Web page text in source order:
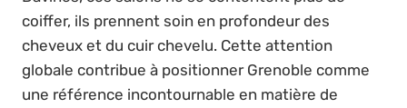
coiffer, ils prennent soin en profondeur des
cheveux et du cuir chevelu. Cette attention
globale contribue à positionner Grenoble comme
une référence incontournable en matière de